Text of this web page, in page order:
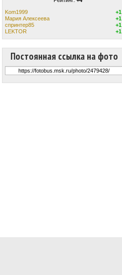
Kom1999
+1
Мария Алексеева
+1
спринтер85
+1
LEKTOR
+1
Постоянная ссылка на фото